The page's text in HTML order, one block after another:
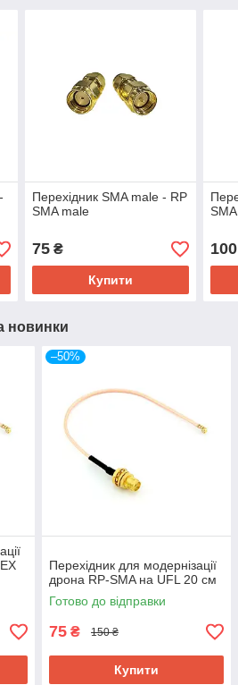
Перехідник SMA male - RP
SMA male
75₴
Купити
100
новинки
–50%
Перехідник для модернізації
дрона RP-SMA на UFL 20 см
Готово до відправки
75 ₴ 150 ₴
Купити